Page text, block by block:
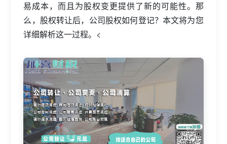
易成本，而且为股权变更提供了新的可能性。那
么，股权转让后，公司股权如何登记？本文将为您
详细解析这一过程。<